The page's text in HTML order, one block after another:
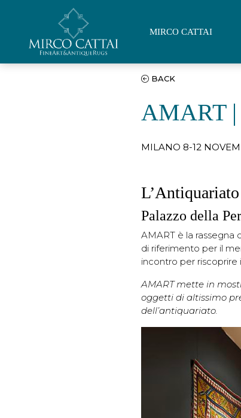
NAVIGAZIONE MIRCO CATTAI
BACK
AMART
MILANO 8-12
Palazzo della
AMART è la
di riferimento per il
incontro per riscoprire
AMART mette in
oggetti di altissimo
dell’antiquariato.